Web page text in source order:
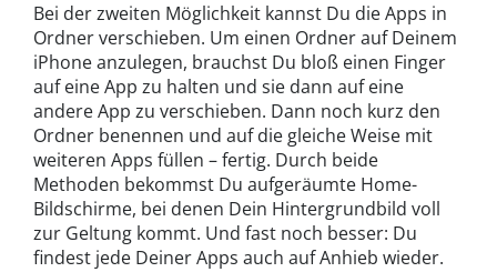
Bei der zweiten Möglichkeit kannst Du die Apps in
Ordner verschieben. Um einen Ordner auf Deinem
iPhone anzulegen, brauchst Du bloß einen Finger
auf eine App zu halten und sie dann auf eine
andere App zu verschieben. Dann noch kurz den
Ordner benennen und auf die gleiche Weise mit
weiteren Apps füllen – fertig. Durch beide
Methoden bekommst Du aufgeräumte Home-
Bildschirme, bei denen Dein Hintergrundbild voll
zur Geltung kommt. Und fast noch besser: Du
findest jede Deiner Apps auch auf Anhieb wieder.